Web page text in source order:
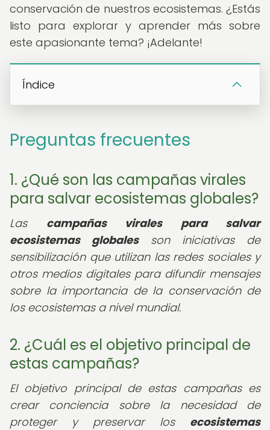
conservación de nuestros ecosistemas. ¿Estás
listo para explorar y aprender más sobre
este apasionante tema? ¡Adelante!
Índice
Preguntas frecuentes
1. ¿Qué son las campañas virales
para salvar ecosistemas globales?
Las campañas virales para salvar
ecosistemas globalesson iniciativas de
sensibilización que utilizan las redes sociales y
otros medios digitales para difundir mensajes
sobre la importancia de la conservación de
los ecosistemas a nivel mundial.
2. ¿Cuál es el objetivo principal de
estas campañas?
El objetivo principal de estas campañas es
crear conciencia sobre la necesidad de
proteger y preservar los ecosistemas